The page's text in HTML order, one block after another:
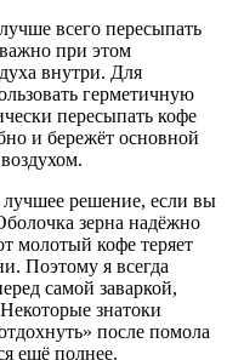
всего пересыпать
при этом
внутри. Для
герметичную
пересыпать кофе
и бережёт основной
решение, если вы
зерна надёжно
молотый кофе теряет
Поэтому я всегда
самой заваркой,
знатоки
после помола
ещё полнее.